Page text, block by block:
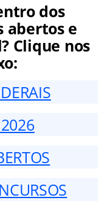
dos
abertos e
Clique nos